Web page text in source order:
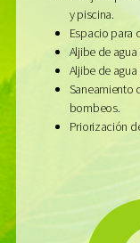
y piscina.
Espacio para
Aljibe de
Aljibe de
Saneamiento
bombeos.
Priorización